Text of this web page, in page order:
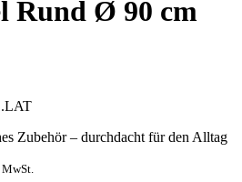
Rund Ø 90 cm
Zubehör – durchdacht für den Alltag